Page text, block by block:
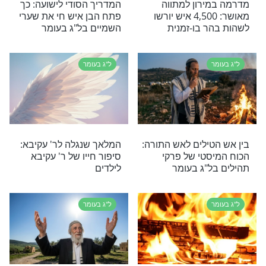
לקריאה בל''ג
הקצרה
ל"ג בעומר
הנס הגלוי של ל"ג בעומר: כך
בזכות ר' שמעון בר יוחאי
ל"ג בעומר